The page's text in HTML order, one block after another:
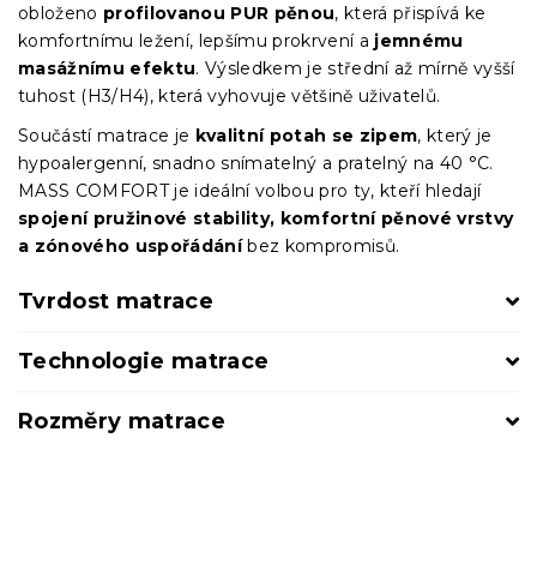
obloženo profilovanou PUR pěnou, která přispívá ke
komfortnímu ležení, lepšímu prokrvení a jemnému
masážnímu efektu. Výsledkem je střední až mírně vyšší
tuhost (H3/H4), která vyhovuje většině uživatelů.
Součástí matrace je kvalitní potah se zipem, který je
hypoalergenní, snadno snímatelný a pratelný na 40 °C.
MASS COMFORT je ideální volbou pro ty, kteří hledají
spojení pružinové stability, komfortní pěnové vrstvy
a zónového uspořádáníbez kompromisů.
Tvrdost matrace
Technologie matrace
Rozměry matrace